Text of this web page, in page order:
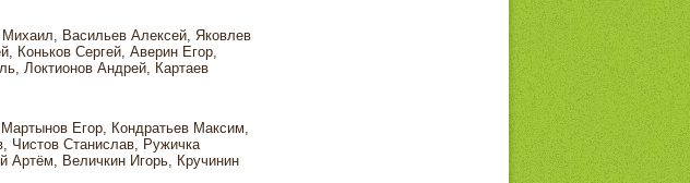
Васильев Алексей, Яковлев
Коньков Сергей, Аверин Егор,
Локтионов Андрей, Картаев
Егор, Кондратьев Максим,
Чистов Станислав, Ружичка
Артём, Величкин Игорь, Кручинин